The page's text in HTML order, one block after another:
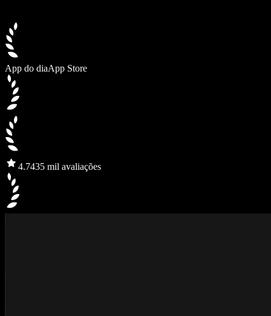
App do diaApp Store
4.7435 mil avaliações